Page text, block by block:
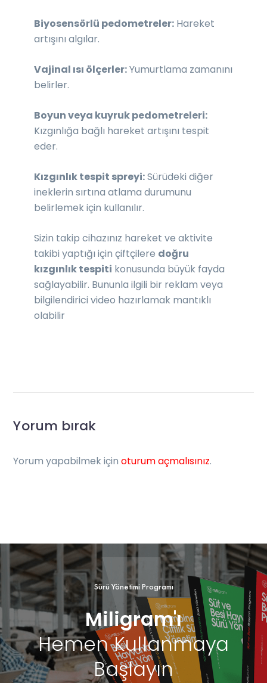
Biyosensörlü pedometreler: Hareket
artışını algılar.
Vajinal ısı ölçerler:Yumurtlama zamanını
belirler.
Boyun veya kuyruk pedometreleri:
Kızgınlığa bağlı hareket artışını tespit
eder.
Kızgınlık tespit spreyi:Sürüdeki diğer
ineklerin sırtına atlama durumunu
belirlemek için kullanılır.
Sizin takip cihazınız hareket ve aktivite
takibi yaptığı için çiftçilere doğru
kızgınlık tespiti konusunda büyük fayda
sağlayabilir. Bununla ilgili bir reklam veya
bilgilendirici video hazırlamak mantıklı
olabilir
Yorum bırak
Yorum yapabilmek içinoturum açmalısınız.
Sürü Yönetimi Programı
Miligram'ı
Hemen Kullanmaya
Başlayın